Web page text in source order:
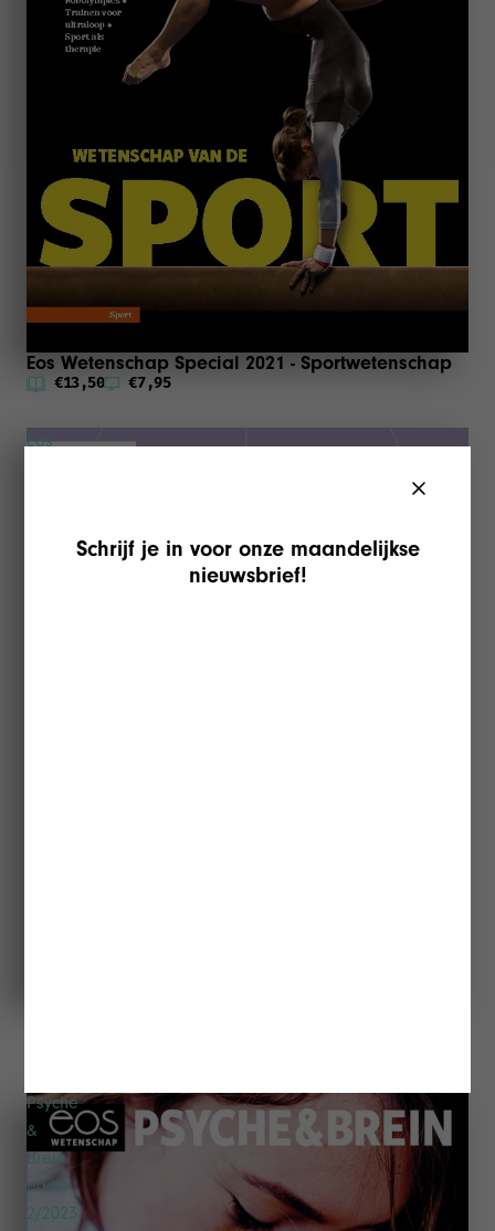
Eos Wetenschap Special 2021 - Sportwetenschap
€13,50 €7,95
Eos
Psyche
&
Brein
editie
2/2023
Schrijf je in voor onze maandelijkse
nieuwsbrief!